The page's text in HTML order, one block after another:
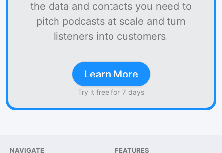
the data and contacts you need to
pitch podcasts at scale and turn
listeners into customers.
Learn More
Try it free for 7 days
NAVIGATE FEATURES